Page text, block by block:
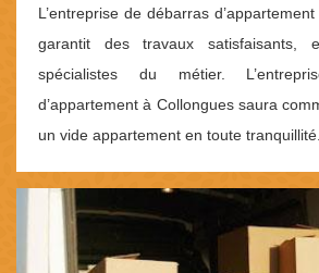
L’entreprise de débarras
garantit des travaux satisfaisants,
spécialistes du métier.
d’appartement à Collongues saura
un vide appartement en toute tranquillité.